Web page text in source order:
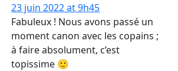
23 juin 2022 at 9h45
Fabuleux ! Nous avons passé un
moment canon avec les copains ;
à faire absolument, c’est
topissime 🙂